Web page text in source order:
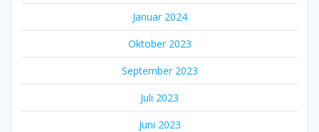
Januar 2024
Oktober 2023
September 2023
Juli 2023
Juni 2023